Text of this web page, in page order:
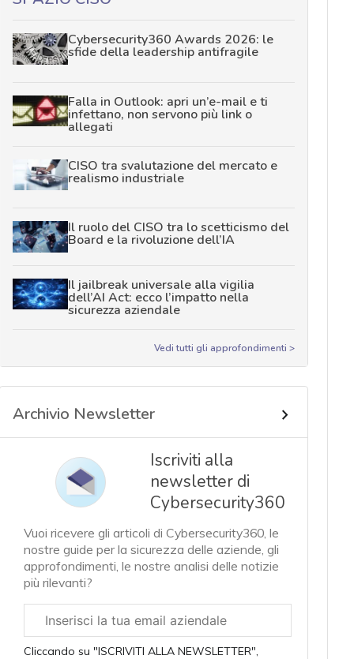
Cybersecurity360 Awards 2026: le
sfide della leadership antifragile
Falla in Outlook: apri un’e-mail e ti
infettano, non servono più link o
allegati
CISO tra svalutazione del mercato e
realismo industriale
Il ruolo del CISO tra lo scetticismo del
Board e la rivoluzione dell’IA
Il jailbreak universale alla vigilia
dell’AI Act: ecco l’impatto nella
sicurezza aziendale
Vedi tutti gli approfondimenti >
Archivio Newsletter
Iscriviti alla
newsletter di
Cybersecurity360
Vuoi ricevere gli articoli di Cybersecurity360, le
nostre guide per la sicurezza delle aziende, gli
approfondimenti, le nostre analisi delle notizie
più rilevanti?
aziendale
Cliccando su "ISCRIVITI ALLA NEWSLETTER",